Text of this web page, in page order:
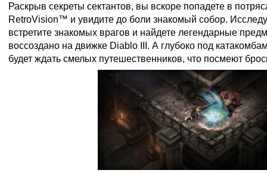
Раскрыв секреты сектантов, вы вскоре попадете в
RetroVision™ и увидите до боли знакомый собор.
встретите знакомых врагов и найдете легендарные
воссоздано на движке Diablo III. А глубоко под
будет ждать смелых путешественников, что посмеют